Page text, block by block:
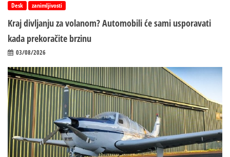
Desk zanimljivosti
Kraj divljanju za volanom? Automobili će sami usporavati
kada prekoračite brzinu
03/08/2026